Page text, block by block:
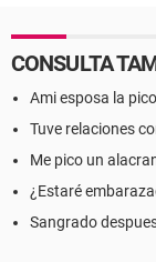
CONSULTA
Ami esposa la
Tuve relaciones
Me pico un
¿Estaré
Sangrado